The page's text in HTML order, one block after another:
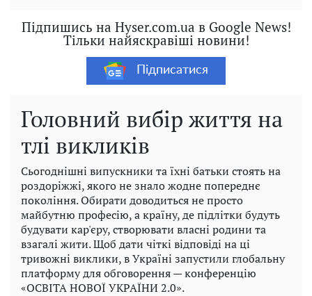
Підпишись на Hyser.com.ua в Google News!
Тільки найяскравіші новини!
Підписатися
Головний вибір життя на
тлі викликів
Сьогоднішні випускники та їхні батьки стоять на
роздоріжжі, якого не знало жодне попереднє
покоління. Обирати доводиться не просто
майбутню професію, а країну, де підлітки будуть
будувати кар'єру, створювати власні родини та
взагалі жити. Щоб дати чіткі відповіді на ці
тривожні виклики, в Україні запустили глобальну
платформу для обговорення — конференцію
«ОСВІТА НОВОЇ УКРАЇНИ 2.0».